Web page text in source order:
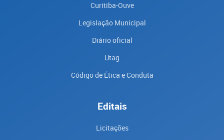
Curitiba-Ouve
Legislação Municipal
Diário oficial
Utag
Código de Ética e Conduta
Editais
Licitações